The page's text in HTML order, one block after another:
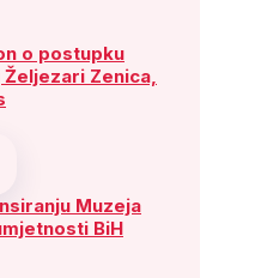
o postupku
Zenica,
Muzeja
BiH